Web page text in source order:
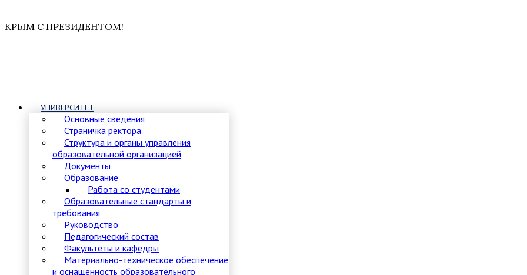
КРЫМ С ПРЕЗИДЕНТОМ!
УНИВЕРСИТЕТ
Основные сведения
Страничка ректора
Структура и органы управления
образовательной организацией
Документы
Образование
Работа со студентами
Образовательные стандарты и
требования
Руководство
Педагогический состав
Факультеты и кафедры
Материально-техническое обеспечение
и оснащённость образовательного